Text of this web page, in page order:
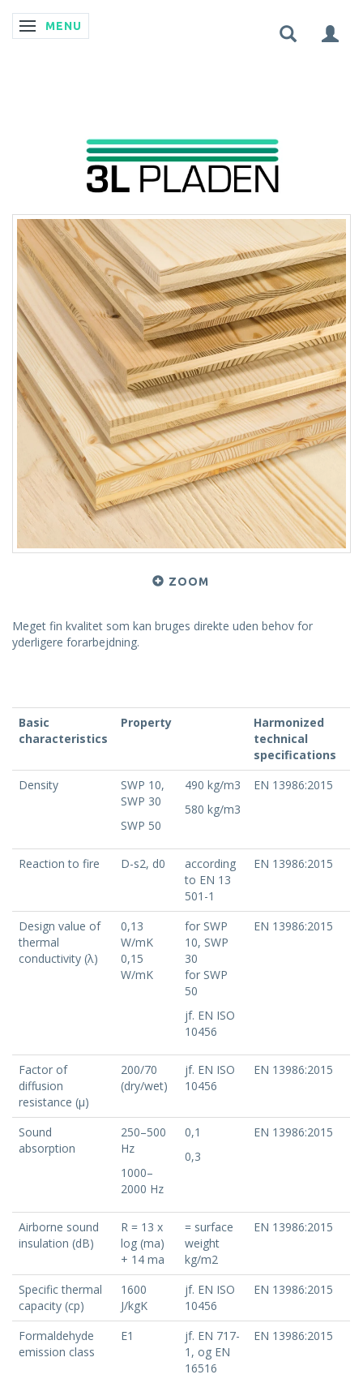
SKIFTE NAVIGATION
MENU
ZOOM
Meget fin kvalitet som kan bruges direkte uden behov for
yderligere forarbejdning.
Basic
characteristics
Property
Harmonized
technical
specifications
Density
SWP 10,
SWP 30
SWP 50
490 kg/m3
580 kg/m3
EN 13986:2015
Reaction to fire D-s2, d0
according
to EN 13
501-1
EN 13986:2015
Design value of
thermal
conductivity (λ)
0,13
W/mK
0,15
W/mK
for SWP
10, SWP
30
for SWP
50
jf. EN ISO
10456
EN 13986:2015
Factor of
diffusion
resistance (μ)
200/70
(dry/wet)
jf. EN ISO
10456
EN 13986:2015
Sound
absorption
250–500
Hz
1000–
2000 Hz
0,1
0,3
EN 13986:2015
Airborne sound
insulation (dB)
R = 13 x
log (ma)
+ 14 ma
= surface
weight
kg/m2
EN 13986:2015
Specific thermal
capacity (cp)
1600
J/kgK
jf. EN ISO
10456
EN 13986:2015
Formaldehyde
emission class
E1
jf. EN 717-
1, og EN
16516
EN 13986:2015